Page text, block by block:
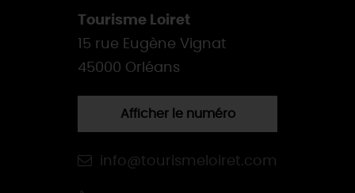
Tourisme Loiret
15 rue Eugène Vignat
45000 Orléans
Afficher le numéro
info@tourismeloiret.com